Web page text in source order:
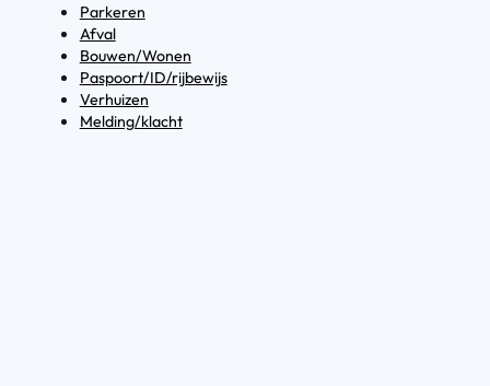
Parkeren
Afval
Bouwen/Wonen
Paspoort/ID/rijbewijs
Verhuizen
Melding/klacht